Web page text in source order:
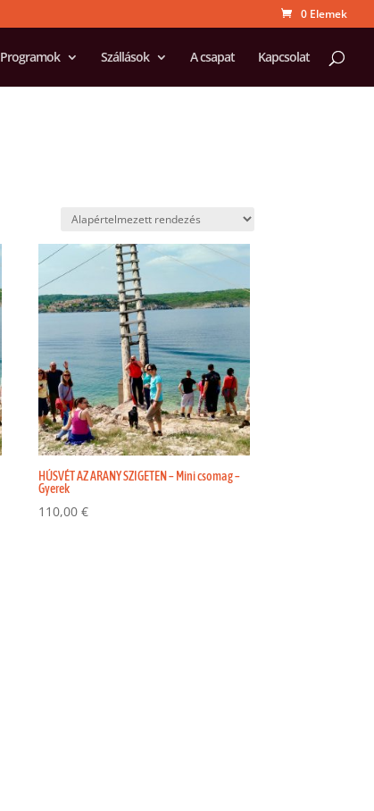
0 Elemek
Programok Szállások A csapat Kapcsolat
HÚSVÉT AZ ARANY SZIGETEN – Mini csomag –
Gyerek
110,00€